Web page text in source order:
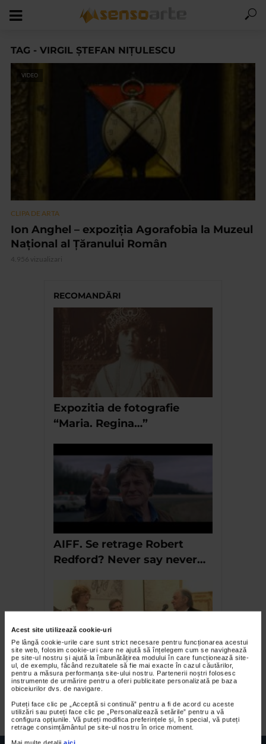
Acest site utilizează cookie-uri
Pe lângă cookie-urile care sunt strict necesare pentru funcționarea acestui
site web, folosim cookie-uri care ne ajută să înțelegem cum se navighează
pe site-ul nostru și ajută la îmbunătățirea modului în care funcționează site-
ul, de exemplu, făcând rezultatele să fie mai exacte în cazul căutărilor,
pentru a măsura performanța site-ului nostru. Partenerii noștri folosesc
instrumente de urmărire pentru a oferi publicitate personalizată pe baza
obiceiurilor dvs. de navigare.
Puteți face clic pe „Acceptă si continuă” pentru a fi de acord cu aceste
utilizări sau puteți face clic pe „Personalizează setările” pentru a vă
configura opțiunile. Vă puteți modifica preferințele și, în special, vă puteți
retrage consimțământul pe site-ul nostru în orice moment.
Mai multe detalii aici
TAG - VIRGIL ȘTEFAN NIȚULESCU
VIDEO
CLIPA DE ARTA
Ion Anghel – expoziția Agorafobia la Muzeul
Național al Țăranului Român
4.956 vizualizari
RECOMANDĂRI
Expozitia de fotografie
“Maria. Regina…”
AIFF. Se retrage Robert
Redford? Never say never…
Expozitie aniversara la
Mogosoaia 2011